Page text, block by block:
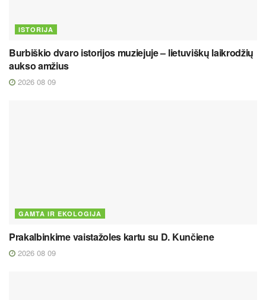
ISTORIJA
Burbiškio dvaro istorijos muziejuje – lietuviškų laikrodžių
aukso amžius
2026 08 09
GAMTA IR EKOLOGIJA
Prakalbinkime vaistažoles kartu su D. Kunčiene
2026 08 09